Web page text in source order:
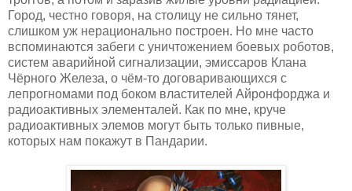
Город, честно говоря, на столицу не сильно тянет,
слишком уж нерационально построен. Но мне часто
вспоминаются забеги с уничтожением боевых роботов,
систем аварийной сигнализации, эмиссаров Клана
Чёрного Железа, о чём-то договаривающихся с
лепрогномами под боком властителей Айронфорджа и
радиоактивных элементалей. Как по мне, круче
радиоактивных элемов могут быть только пивные,
которых нам покажут в Пандарии.